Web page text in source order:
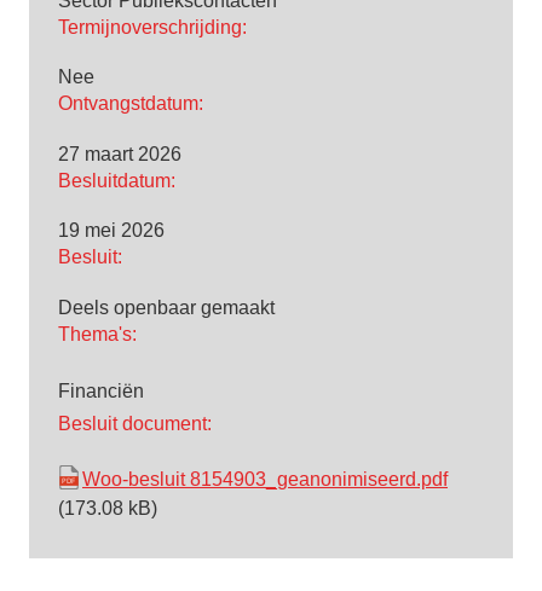
Termijnoverschrijding:
Nee
Ontvangstdatum:
27 maart 2026
Besluitdatum:
19 mei 2026
Besluit:
Deels openbaar gemaakt
Thema's:
Financiën
Besluit document:
Woo-besluit 8154903_geanonimiseerd.pdf
(173.08 kB)